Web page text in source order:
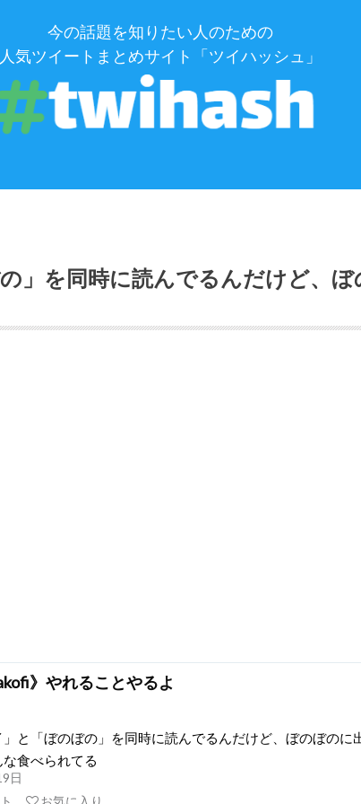
今の話題を知りたい人のための
人気ツイートまとめサイト「ツイハッシュ」
」を同時に読んでるんだけど、
》やれることやるよ
」と「ぼのぼの」を同時に読んでるんだけど、ぼのぼのに
食べられてる
日